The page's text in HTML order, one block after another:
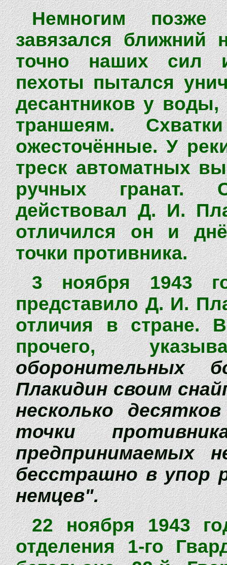
Немногим позже
завязался ближний
точно наших сил
пехоты пытался
десантников у
траншеям.
ожесточённые. У
треск автоматных
ручных гранат.
действовал Д. И.
отличился он и
точки противника.
3 ноября 1943
представило Д. И.
отличия в стране.
прочего,
оборонительных
Плакидин своим
несколько
точки
предпринимаемых
бесстрашно в упор
немцев".
22 ноября 1943
отделения 1-го